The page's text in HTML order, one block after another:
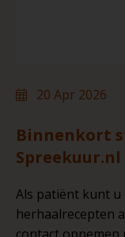
20 Apr 2026
Binnenkort
Spreekuur.nl
Als patiënt kunt u
herhaalrecepten